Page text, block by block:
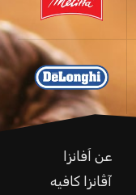
عن اَفانزا
آڤانزا كافيه